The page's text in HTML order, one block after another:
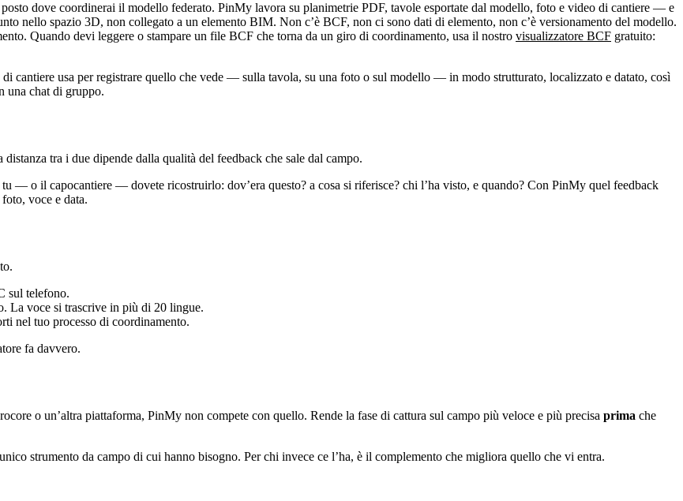
dove coordinerai il modello federato. PinMy lavora su planimetrie PDF, tavole esportate dal modello, foto e video di cantiere — e
nello spazio 3D, non collegato a un elemento BIM. Non c’è BCF, non ci sono dati di elemento, non c’è versionamento del modello.
Quando devi leggere o stampare un file BCF che torna da un giro di coordinamento, usa il nostro visualizzatore BCF gratuito:
cantiere usa per registrare quello che vede — sulla tavola, su una foto o sul modello — in modo strutturato, localizzato e datato, così
una chat di gruppo.
tra i due dipende dalla qualità del feedback che sale dal campo.
— o il capocantiere — dovete ricostruirlo: dov’era questo? a cosa si riferisce? chi l’ha visto, e quando? Con PinMy quel feedback
voce e data.
sul telefono.
La voce si trascrive in più di 20 lingue.
nel tuo processo di coordinamento.
fa davvero.
o un’altra piattaforma, PinMy non compete con quello. Rende la fase di cattura sul campo più veloce e più precisa prima che
strumento da campo di cui hanno bisogno. Per chi invece ce l’ha, è il complemento che migliora quello che vi entra.